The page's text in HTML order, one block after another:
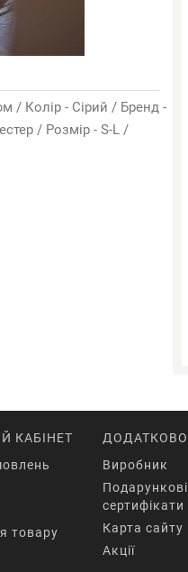
/ Колір - Сірий / Бренд -
/ Розмір - S-L /
КАБІНЕТ
товару
ДОДАТКОВО
Виробник
Подарункові
сертифікати
Карта сайту
Акції